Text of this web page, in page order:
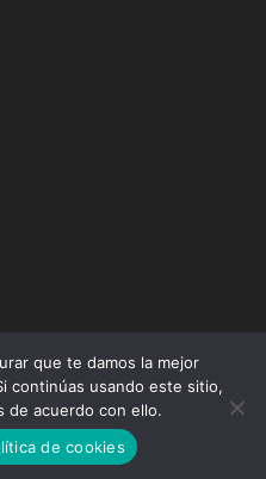
Todos sus enlaces están
Los precios de los productos
y no tienen coste añadido.
Amazon y el logo de Amazon son
Inc. o sus afiliados
que te damos la mejor
continúas usando este sitio,
de acuerdo con ello.
de cookies